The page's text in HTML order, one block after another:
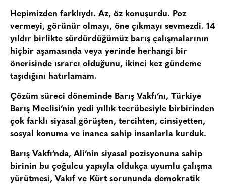
Hepimizden farklıydı. Az, öz konuşurdu. Poz
vermeyi, görünür olmayı, öne çıkmayı sevmezdi. 14
yıldır birlikte sürdürdüğümüz barış çalışmalarının
hiçbir aşamasında veya yerinde herhangi bir
önerisinde ısrarcı olduğunu, ikinci kez gündeme
taşıdığını hatırlamam.
Çözüm süreci döneminde Barış Vakfı’nı, Türkiye
Barış Meclisi’nin yedi yıllık tecrübesiyle birbirinden
çok farklı siyasal görüşten, tercihten, cinsiyetten,
sosyal konuma ve inanca sahip insanlarla kurduk.
Barış Vakfı’nda, Ali’nin siyasal pozisyonuna sahip
birinin bu çoğulcu yapıyla oldukça uyumlu çalışma
yürütmesi, Vakıf ve Kürt sorununda demokratik